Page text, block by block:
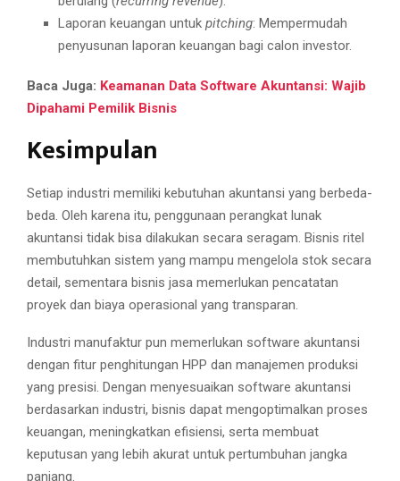
Laporan keuangan untuk pitching: Mempermudah
penyusunan laporan keuangan bagi calon investor.
Baca Juga: Keamanan Data Software Akuntansi: Wajib
Dipahami Pemilik Bisnis
Kesimpulan
Setiap industri memiliki kebutuhan akuntansi yang berbeda-
beda. Oleh karena itu, penggunaan perangkat lunak
akuntansi tidak bisa dilakukan secara seragam. Bisnis ritel
membutuhkan sistem yang mampu mengelola stok secara
detail, sementara bisnis jasa memerlukan pencatatan
proyek dan biaya operasional yang transparan.
Industri manufaktur pun memerlukan software akuntansi
dengan fitur penghitungan HPP dan manajemen produksi
yang presisi. Dengan menyesuaikan software akuntansi
berdasarkan industri, bisnis dapat mengoptimalkan proses
keuangan, meningkatkan efisiensi, serta membuat
keputusan yang lebih akurat untuk pertumbuhan jangka
panjang.